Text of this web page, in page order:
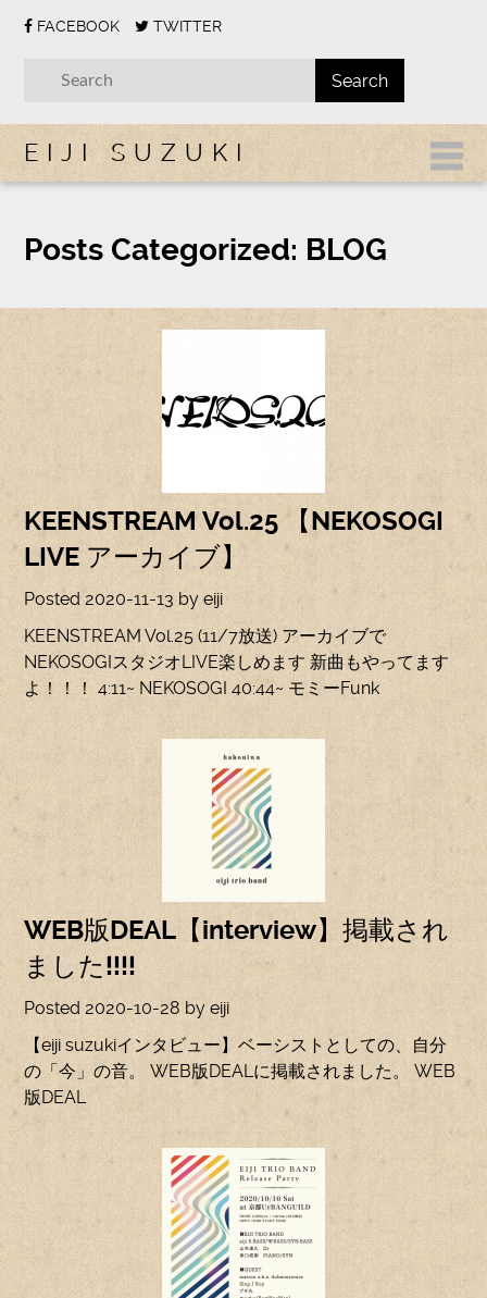
FACEBOOK TWITTER
EIJI SUZUKI
Posts Categorized: BLOG
KEENSTREAM Vol.25 【NEKOSOGI
LIVE アーカイブ】
Posted2020-11-13 byeiji
KEENSTREAM Vol.25 (11/7放送) アーカイブで
NEKOSOGIスタジオLIVE楽しめます 新曲もやってます
よ！！！ 4:11~ NEKOSOGI 40:44~ モミーFunk
WEB版DEAL【interview】掲載され
ました!!!!
Posted2020-10-28 byeiji
【eiji suzukiインタビュー】ベーシストとしての、自分
の「今」の音。 WEB版DEALに掲載されました。 WEB
版DEAL